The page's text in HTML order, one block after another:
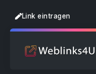
Link eintragen